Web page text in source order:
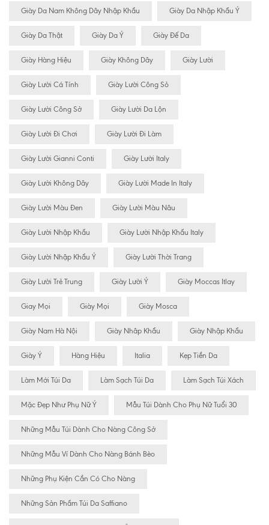
Giày Da Nam Không Dây Nhập Khẩu Giày Da Nhập Khẩu Ý
Giày Da Thật Giày Da Ý Giày Đế Da
Giày Hàng Hiệu Giày Không Dây Giày Lười
Giày Lười Cá Tính Giày Lười Công Sỏ
Giày Lười Công Sở Giày Lười Da Lộn
Giày Lười Đi Chơi Giày Lười Đi Làm
Giày Lười Gianni Conti Giày Lười Italy
Giày Lười Không Dây Giày Lười Made In Italy
Giày Lười Màu Đen Giày Lười Màu Nâu
Giày Lười Nhập Khẩu Giày Lười Nhập Khẩu Italy
Giày Lười Nhập Khẩu Ý Giày Lười Thời Trang
Giày Lười Trẻ Trung Giày Lười Ý Giày Moccas Itlay
Giay Mọi Giày Mọi Giày Mosca
Giày Nam Hà Nội Giày Nhâp Khẩu Giày Nhập Khẩu
Giày Ý Hàng Hiệu Italia Kẹp Tiền Da
Làm Mới Túi Da Làm Sạch Túi Da Làm Sạch Túi Xách
Mặc Đẹp Như Phụ Nữ Ý Mẫu Túi Dành Cho Phụ Nữ Tuổi 30
Những Mẫu Túi Dành Cho Nàng Công Sở
Những Mẫu Ví Dành Cho Nàng Bánh Bèo
Những Phụ Kiện Cần Có Cho Nàng
Những Sản Phẩm Túi Da Saffiano